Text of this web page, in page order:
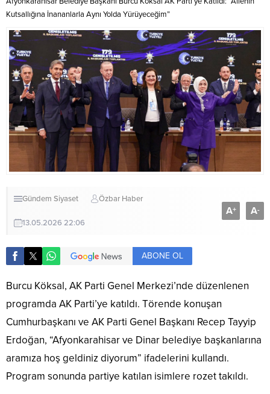
Kutsallığına İnananlarla Aynı Yolda Yürüyeceğim”
Gündem Siyaset Özbar Haber
13.05.2026 22:06
A+ A-
ABONE OL
Burcu Köksal, AK Parti Genel Merkezi’nde düzenlenen
programda AK Parti’ye katıldı. Törende konuşan
Cumhurbaşkanı ve AK Parti Genel Başkanı Recep Tayyip
Erdoğan, “Afyonkarahisar ve Dinar belediye başkanlarına
aramıza hoş geldiniz diyorum” ifadelerini kullandı.
Program sonunda partiye katılan isimlere rozet takıldı.